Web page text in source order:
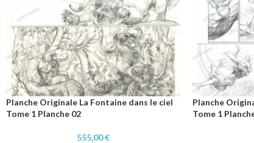
Planche Originale La Fontaine dans le ciel
Tome 1 Planche 02
555,00€
Planche
Tome 1